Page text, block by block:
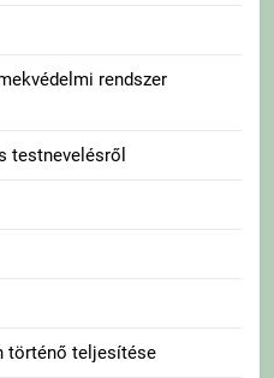
rendszer
testnevelésről
történő teljesítése